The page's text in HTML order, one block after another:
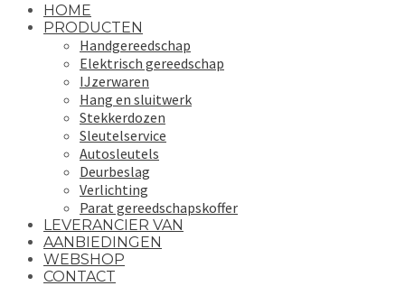
HOME
PRODUCTEN
Handgereedschap
Elektrisch gereedschap
IJzerwaren
Hang en sluitwerk
Stekkerdozen
Sleutelservice
Autosleutels
Deurbeslag
Verlichting
Parat gereedschapskoffer
LEVERANCIER VAN
AANBIEDINGEN
WEBSHOP
CONTACT